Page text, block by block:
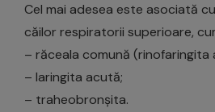
Cel mai adesea este asociată
căilor respiratorii superioare,
– răceala comună (rinofaringita
– laringita acută;
– traheobronșita.